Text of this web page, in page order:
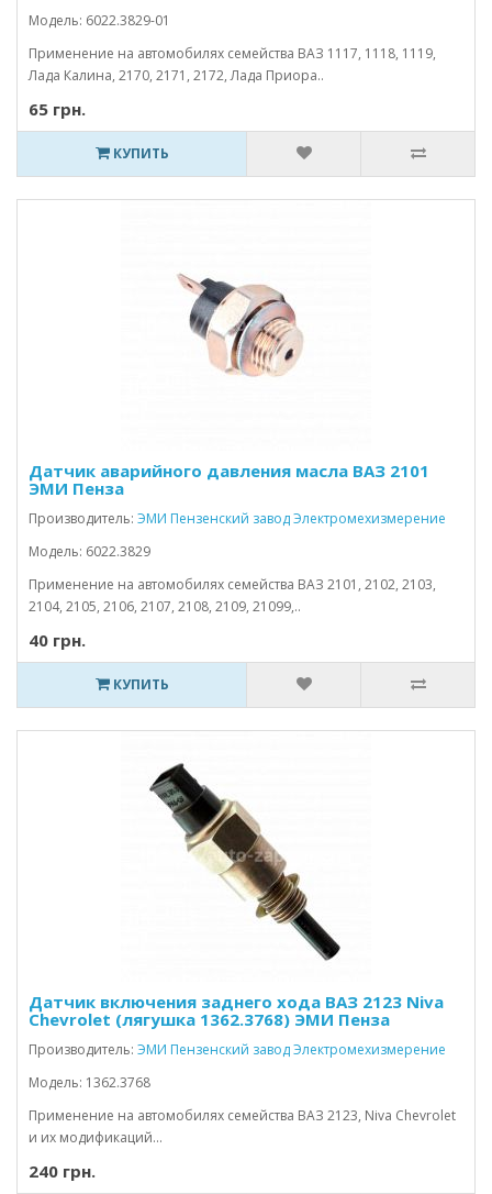
Модель: 6022.3829-01
Применение на автомобилях семейства ВАЗ 1117, 1118, 1119,
Лада Калина, 2170, 2171, 2172, Лада Приора..
65 грн.
КУПИТЬ
Датчик аварийного давления масла ВАЗ 2101
ЭМИ Пенза
Производитель: ЭМИ Пензенский завод Электромехизмерение
Модель: 6022.3829
Применение на автомобилях семейства ВАЗ 2101, 2102, 2103,
2104, 2105, 2106, 2107, 2108, 2109, 21099,..
40 грн.
КУПИТЬ
Датчик включения заднего хода ВАЗ 2123 Niva
Chevrolet (лягушка 1362.3768) ЭМИ Пенза
Производитель: ЭМИ Пензенский завод Электромехизмерение
Модель: 1362.3768
Применение на автомобилях семейства ВАЗ 2123, Niva Chevrolet
и их модификаций...
240 грн.